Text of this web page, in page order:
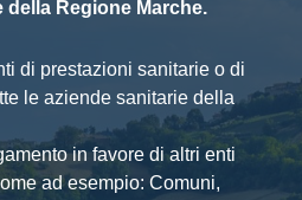
della Regione Marche.
di prestazioni sanitarie o di
le aziende sanitarie della
in favore di altri enti
ad esempio: Comuni,